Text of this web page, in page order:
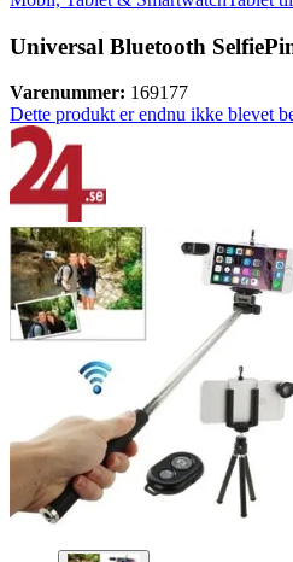
Universal Bluetooth
Varenummer: 169177
Dette produkt er endnu ikke blevet